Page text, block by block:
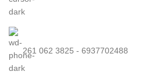
261 062 3825 - 6937702488